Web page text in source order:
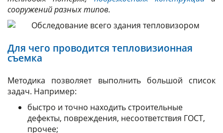
сооружений разных типов.
Для чего проводится тепловизионная
съемка
Методика позволяет выполнить большой список
задач. Например:
быстро и точно находить строительные
дефекты, повреждения, несоответствия ГОСТ,
прочее;